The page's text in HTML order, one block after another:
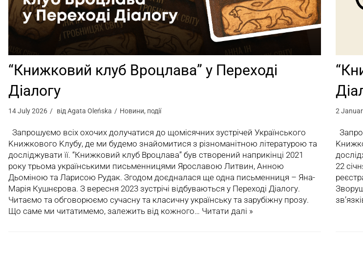
“Книжковий клуб Вроцлава” у Переході
Діалогу
14 July 2026 відAgata Oleńska Новини, події
Запрошуємо всіх охочих долучатися до щомісячних зустрічей Українського
Kнижкового Kлубу, де ми будемо знайомитися з різноманітною літературою та
досліджувати її. “Книжковий клуб Вроцлава” був створений наприкінці 2021
року трьома українськими письменницями Ярославою Литвин, Анною
Дьоміною та Ларисою Рудак. Згодом доєдналася ще одна письменниця – Яна-
Марія Кушнєрова. З вересня 2023 зустрічі відбуваються у Переході Діалогу.
Читаємо та обговорюємо сучасну та класичну українську та зарубіжну прозу.
Що саме ми читатимемо, залежить від кожного… Читати далі »
2
22